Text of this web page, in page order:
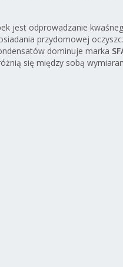
jest odprowadzanie
przydomowej
dominuje marka
się między sobą